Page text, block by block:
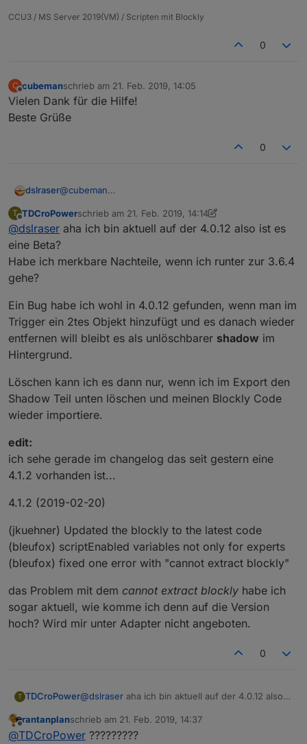
CCU3 / MS Server 2019(VM) / Scripten mit Blockly
0
C
Offline
cubemanschrieb am 21. Feb. 2019, 14:05
zuletzt editiert von
Vielen Dank für die Hilfe!
Beste Grüße
0
dslraser@cubeman
größer 3.6.4 ist Beta und hat noch Fehler)
T
Offline
TDCroPowerschrieb am 21. Feb. 2019, 14:14
zuletzt editiert von TDCroPower
@dslraser aha ich bin aktuell auf der 4.0.12 also ist es
eine Beta?
Habe ich merkbare Nachteile, wenn ich runter zur 3.6.4
gehe?
Ein Bug habe ich wohl in 4.0.12 gefunden, wenn man im
Trigger ein 2tes Objekt hinzufügt und es danach wieder
entfernen will bleibt es als unlöschbarer shadow im
Hintergrund.
Löschen kann ich es dann nur, wenn ich im Export den
Shadow Teil unten löschen und meinen Blockly Code
wieder importiere.
edit:
ich sehe gerade im changelog das seit gestern eine
4.1.2 vorhanden ist...
4.1.2 (2019-02-20)
(jkuehner) Updated the blockly to the latest code
(bleufox) scriptEnabled variables not only for experts
(bleufox) fixed one error with "cannot extract blockly"
das Problem mit dem cannot extract blockly habe ich
sogar aktuell, wie komme ich denn auf die Version
hoch? Wird mir unter Adapter nicht angeboten.
0
T TDCroPower@dslraser aha ich bin aktuell auf der 4.0.12 also
Habe ich merkbare Nachteile, wenn ich runter
zur 3.6.4 gehe?
Ein Bug habe ich wohl in 4.0.12 gefunden, wenn
man im Trigger ein 2tes Objekt hinzufügt und es
Offline
rantanplanschrieb am 21. Feb. 2019, 14:37
zuletzt editiert von
@TDCroPower ?????????